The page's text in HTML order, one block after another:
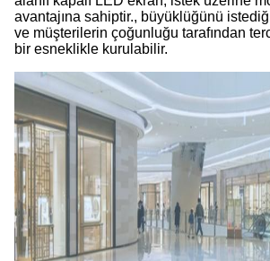
avantajına sahiptir., büyüklüğünü
ve müşterilerin çoğunluğu tarafından
bir esneklikle kurulabilir.